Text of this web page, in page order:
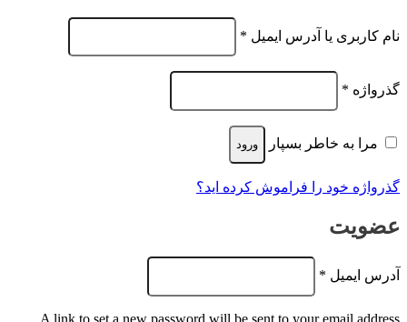
نام کاربری یا آدرس ایمیل *
الزامی
گذرواژه *
الزامی
مرا به خاطر بسپار ورود
گذرواژه خود را فراموش کرده اید؟
عضویت
آدرس ایمیل *
الزامی
A link to set a new password will be sent to your email address.